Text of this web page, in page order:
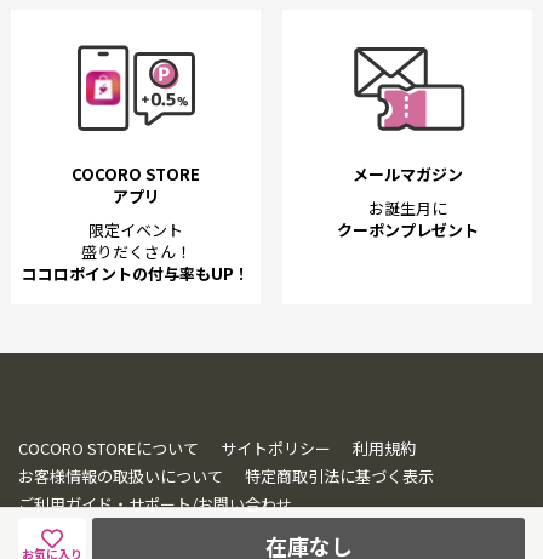
在庫なし
お気に入り
COCORO STORE
アプリ
限定イベント
盛りだくさん！
ココロポイントの付与率もUP！
メールマガジン
お誕生月に
クーポンプレゼント
COCORO STOREについて サイトポリシー
利用規約
お客様情報の取扱いについて
特定商取引法に基づく表示
ご利用ガイド・サポート/お問い合わせ